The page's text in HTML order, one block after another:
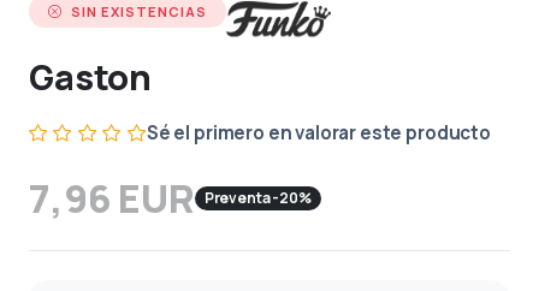
SIN EXISTENCIAS
Gaston
Sé el primero en valorar este producto
7,96 EUR Preventa -20%